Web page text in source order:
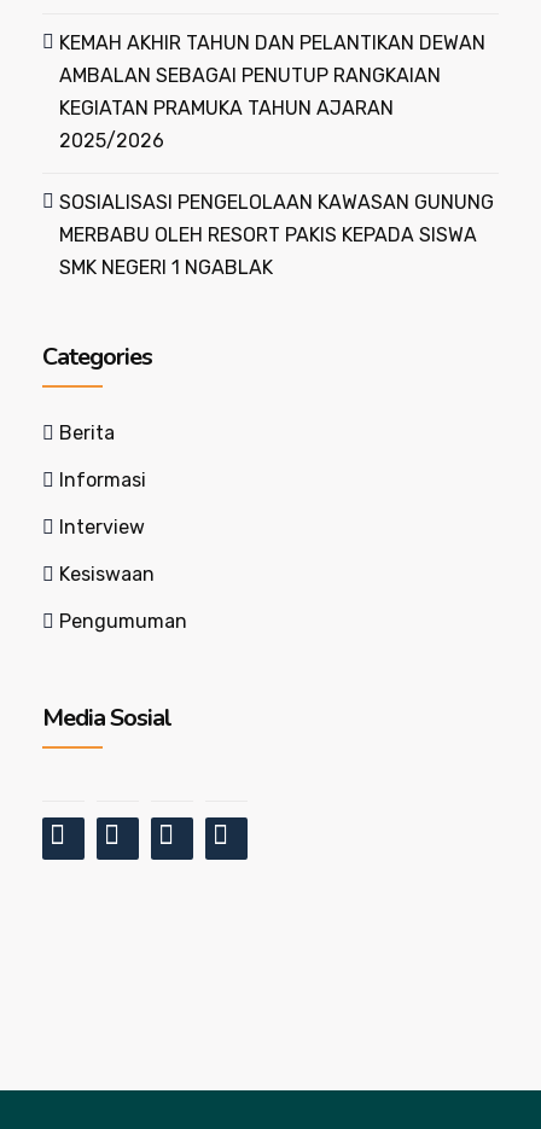
KEMAH AKHIR TAHUN DAN PELANTIKAN DEWAN
AMBALAN SEBAGAI PENUTUP RANGKAIAN
KEGIATAN PRAMUKA TAHUN AJARAN
2025/2026
SOSIALISASI PENGELOLAAN KAWASAN GUNUNG
MERBABU OLEH RESORT PAKIS KEPADA SISWA
SMK NEGERI 1 NGABLAK
Categories
Berita
Informasi
Interview
Kesiswaan
Pengumuman
Media Sosial